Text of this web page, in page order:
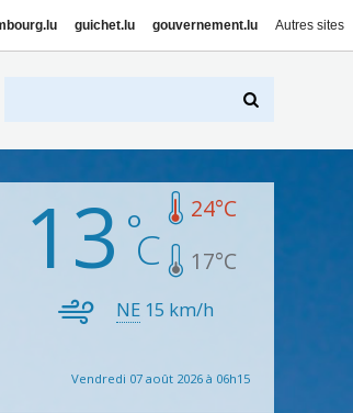
guichet.lu gouvernement.lu Autres sites
13 24°C
17°C
NE 15 km/h
Vendredi 07 août 2026 à 06h15